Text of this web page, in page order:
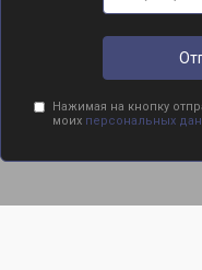
Нажимая на кнопку
моих персональных